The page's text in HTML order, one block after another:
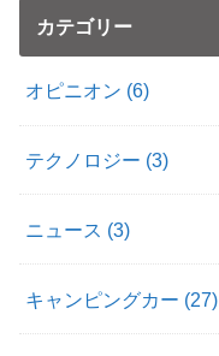
カテゴリー
オピニオン (6)
テクノロジー (3)
ニュース (3)
キャンピングカー (27)